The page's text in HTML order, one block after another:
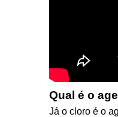
Qual é o
Já o cloro é o